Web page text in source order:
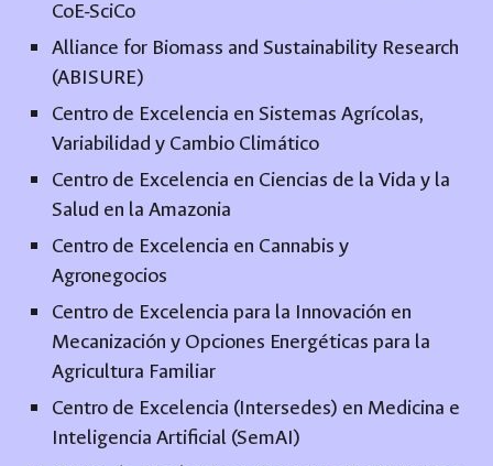
CoE-SciCo
Alliance for Biomass and Sustainability Research
(ABISURE)
Centro de Excelencia en Sistemas Agrícolas,
Variabilidad y Cambio Climático
Centro de Excelencia en Ciencias de la Vida y la
Salud en la Amazonia
Centro de Excelencia en Cannabis y
Agronegocios
Centro de Excelencia para la Innovación en
Mecanización y Opciones Energéticas para la
Agricultura Familiar
Centro de Excelencia (Intersedes) en Medicina e
Inteligencia Artificial (SemAI)